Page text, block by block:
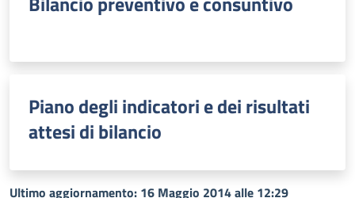
Piano degli indicatori e dei risultati
attesi di bilancio
Ultimo aggiornamento: 16 Maggio 2014 alle 12:29